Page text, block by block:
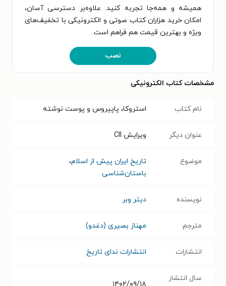
همیشه و همه‌جا تجربه کنید. علاوه‌بر دسترسی آسان،
امکان خرید هزاران کتاب صوتی و الکترونیکی با تخفیف‌های
ویژه و بهترین قیمت هم فراهم است.
نصب
مشخصات کتاب الکترونیکی
نام کتاب استروکا، پاپیروس و پوست نوشته
عنوان دیگر ویرایش Cll
موضوع تاریخ ایران پیش از اسلام،
باستان‌شناسی
نویسنده دیتر وبر
مترجم مهناز بصیری (دغدو)
انتشارات انتشارات ندای تاریخ
سال انتشار